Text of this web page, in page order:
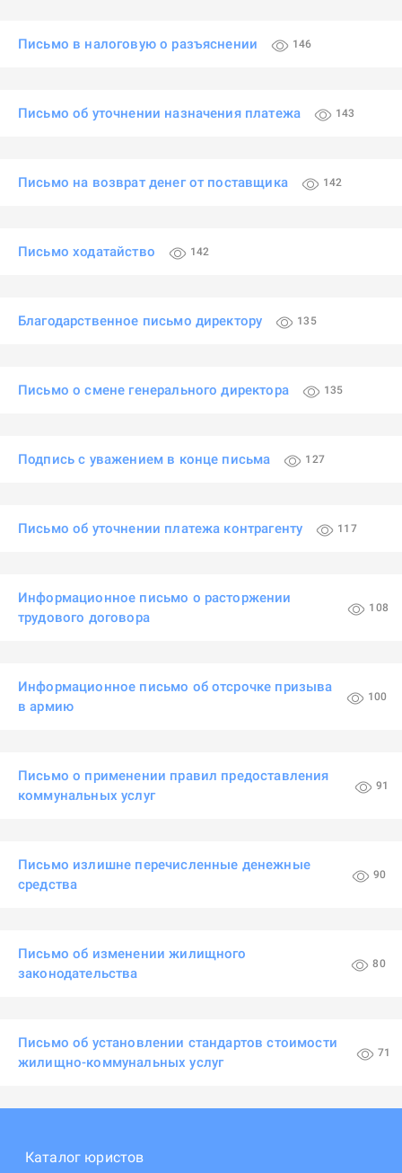
Письмо в налоговую о разъяснении 146
Письмо об уточнении назначения платежа 143
Письмо на возврат денег от поставщика 142
Письмо ходатайство 142
Благодарственное письмо директору 135
Письмо о смене генерального директора 135
Подпись с уважением в конце письма 127
Письмо об уточнении платежа контрагенту 117
Информационное письмо о расторжении
трудового договора
108
Информационное письмо об отсрочке призыва
в армию
100
Письмо о применении правил предоставления
коммунальных услуг
91
Письмо излишне перечисленные денежные
средства
90
Письмо об изменении жилищного
законодательства
80
Письмо об установлении стандартов стоимости
жилищно-коммунальных услуг
71
Каталог юристов